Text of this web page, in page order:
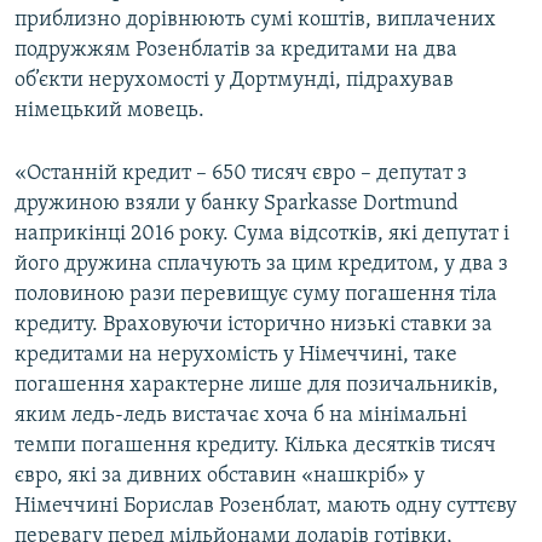
приблизно дорівнюють сумі коштів, виплачених
подружжям Розенблатів за кредитами на два
об’єкти нерухомості у Дортмунді, підрахував
німецький мовець.
«Останній кредит – 650 тисяч євро – депутат з
дружиною взяли у банку Sparkasse Dortmund
наприкінці 2016 року. Сума відсотків, які депутат і
його дружина сплачують за цим кредитом, у два з
половиною рази перевищує суму погашення тіла
кредиту. Враховуючи історично низькі ставки за
кредитами на нерухомість у Німеччині, таке
погашення характерне лише для позичальників,
яким ледь-ледь вистачає хоча б на мінімальні
темпи погашення кредиту. Кілька десятків тисяч
євро, які за дивних обставин «нашкріб» у
Німеччині Борислав Розенблат, мають одну суттєву
перевагу перед мільйонами доларів готівки,